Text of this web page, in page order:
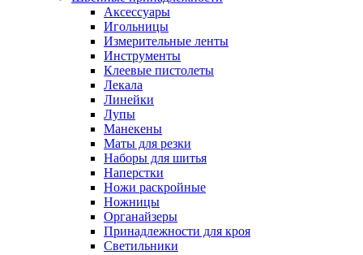
Аксессуары
Игольницы
Измерительные ленты
Инструменты
Клеевые пистолеты
Лекала
Линейки
Лупы
Манекены
Маты для резки
Наборы для шитья
Наперстки
Ножи раскройные
Ножницы
Органайзеры
Принадлежности для кроя
Светильники